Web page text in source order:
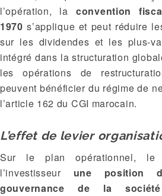
l’opération, la convention
1970 s’applique et peut réduire
sur les dividendes et les plus-
intégré dans la structuration
les opérations de
peuvent bénéficier du régime de
l’article 162 du CGI marocain.
L’effet de levier
Sur le plan opérationnel, le
l’investisseur une position
gouvernance de la